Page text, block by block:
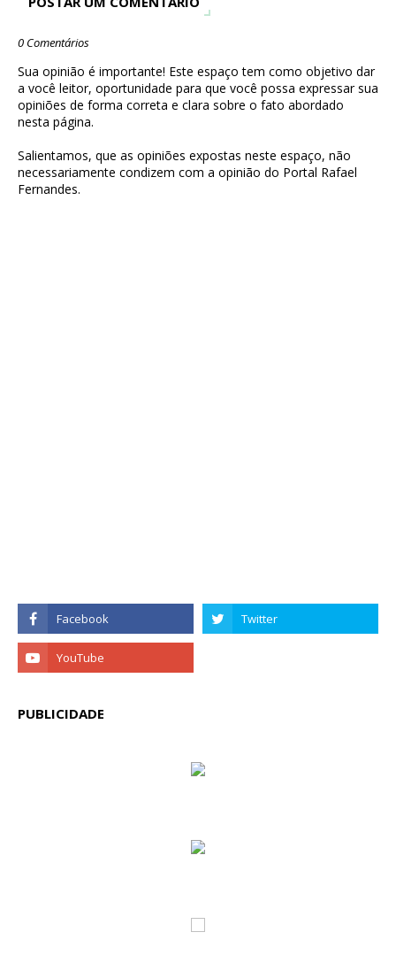
0 Comentários
Sua opinião é importante! Este espaço tem como objetivo dar
a você leitor, oportunidade para que você possa expressar sua
opiniões de forma correta e clara sobre o fato abordado
nesta página.
Salientamos, que as opiniões expostas neste espaço, não
necessariamente condizem com a opinião do Portal Rafael
Fernandes.
PUBLICIDADE